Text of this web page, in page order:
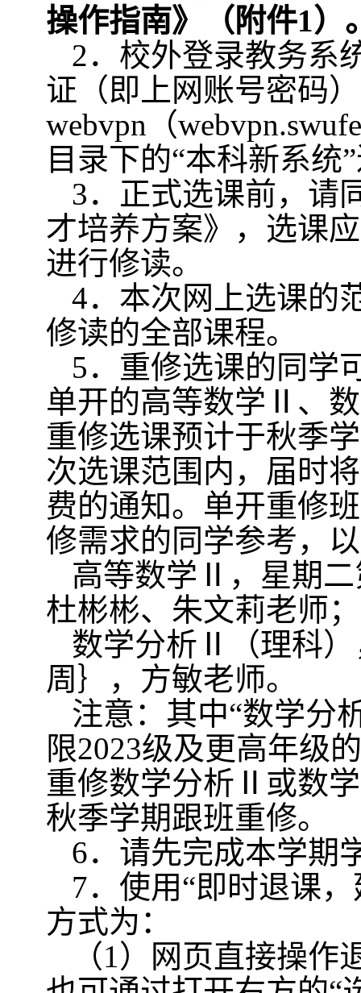
操作指南》（附件1）
2．校外登录教务系
证（即上网账号密码
webvpn （
目录下的“本科新系统
3．正式选课前，请
才培养方案》，选课
进行修读。
4．本次网上选课的
修读的全部课程。
5．重修选课的同学
单开的高等数学Ⅱ、
重修选课预计于秋季
次选课范围内，届时
费的通知。单开重修
修需求的同学参考，
高等数学Ⅱ
，星期
杜彬彬、朱文莉老师；
数学分析Ⅱ（理科）
周｝，方敏老师。
注意：其中“数学分
限2023级及更高年级
重修数学分析Ⅱ或数
秋季学期跟班重修。
6．请先完成本学期
7．使用“即时退课
方式为：
（1）网页直接操作